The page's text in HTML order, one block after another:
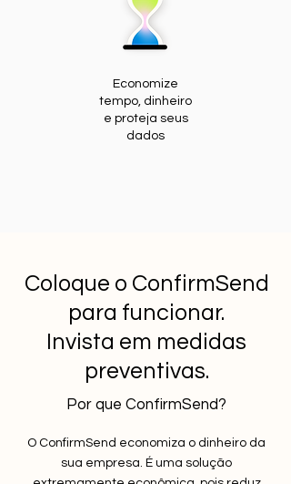
Economize
tempo, dinheiro
e proteja seus
dados
Coloque o ConfirmSend
para funcionar.
Invista em medidas
preventivas.
Por que ConfirmSend?
O ConfirmSend economiza o dinheiro da
sua empresa. É uma solução